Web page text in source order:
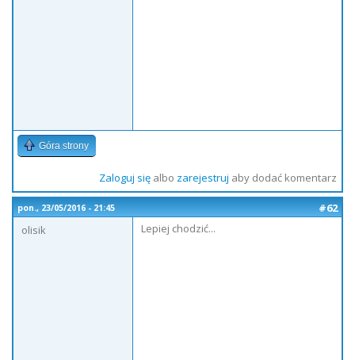
Góra strony
Zaloguj sięalbo zarejestruj aby dodać komentarz
pon., 23/05/2016 - 21:45
#62
olisik
Lepiej chodzić...